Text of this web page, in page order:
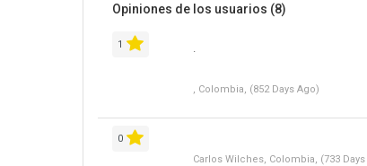
Opiniones de los usuarios (8)
1
, Colombia, (852 Days Ago)
0
Carlos Wilches, Colombia, (733 Days